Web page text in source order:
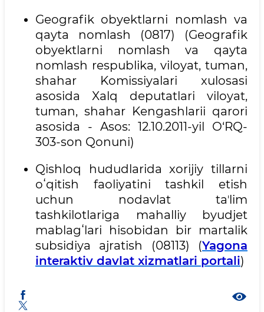
Geografik obyektlarni nomlash va
qayta nomlash (0817) (Geografik
obyektlarni nomlash va qayta
nomlash respublika, viloyat, tuman,
shahar Komissiyalari xulosasi
asosida Xalq deputatlari viloyat,
tuman, shahar Kengashlarii qarori
asosida - Asos: 12.10.2011-yil O‘RQ-
303-son Qonuni)
Qishloq hududlarida xorijiy tillarni
oʻqitish faoliyatini tashkil etish
uchun nodavlat taʼlim
tashkilotlariga mahalliy byudjet
mablagʻlari hisobidan bir martalik
subsidiya ajratish (08113) (Yagona
interaktiv davlat xizmatlari portali)